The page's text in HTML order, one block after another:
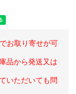
お取り寄せが可
品から発送又は
いただいても問